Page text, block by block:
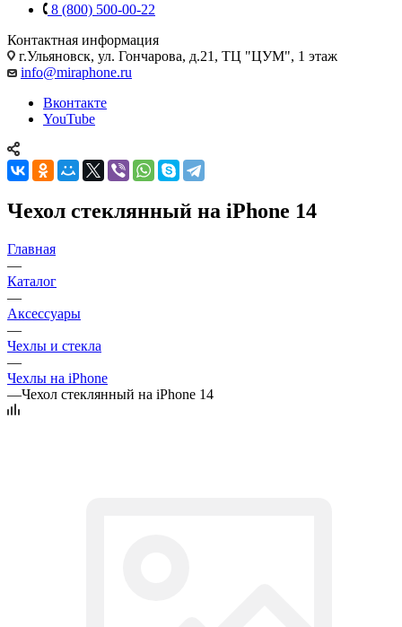
8 (800) 500-00-22
Контактная информация
г.Ульяновск, ул. Гончарова, д.21, ТЦ "ЦУМ", 1 этаж
info@miraphone.ru
Вконтакте
YouTube
Чехол стеклянный на iPhone 14
Главная
—
Каталог
—
Аксессуары
—
Чехлы и стекла
—
Чехлы на iPhone
—Чехол стеклянный на iPhone 14